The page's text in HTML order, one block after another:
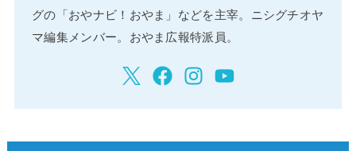
グの「おやナビ！おやま」などを主宰。ニシグチオヤ
マ編集メンバー。おやま広報特派員。